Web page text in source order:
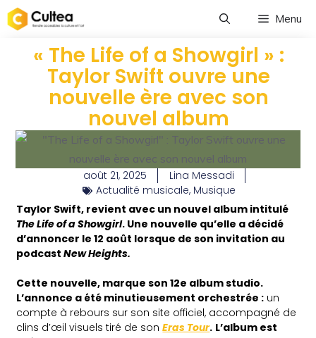
Menu
« The Life of a Showgirl » :
Taylor Swift ouvre une
nouvelle ère avec son
nouvel album
août 21, 2025
Lina Messadi
Actualité musicale, Musique
Taylor Swift, revient avec un nouvel album intitulé
The Life of a Showgirl. Une nouvelle qu’elle a décidé
d’annoncer le 12 août lorsque de son invitation au
podcastNew Heights.
Cette nouvelle, marque son 12e album studio.
L’annonce a été minutieusement orchestrée : un
compte à rebours sur son site officiel, accompagné de
clins d’œil visuels tiré de sonEras Tour. L’album est